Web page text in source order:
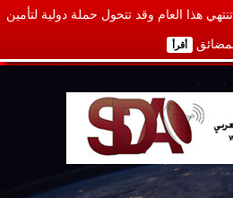
هذا العام وقد تتحول حملة دولية لتأمين
أقرأ